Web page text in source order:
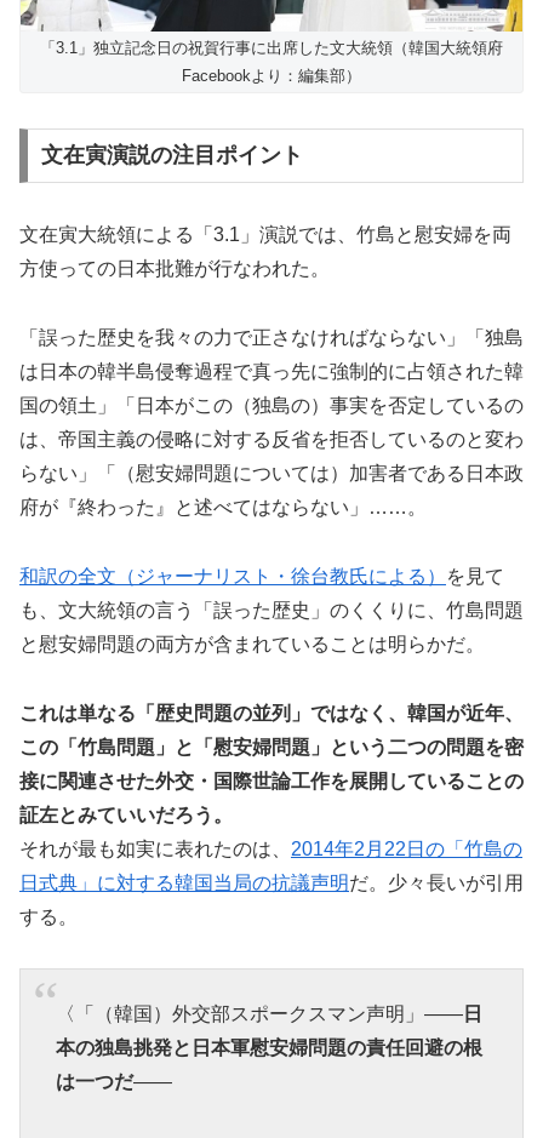
「3.1」独立記念日の祝賀行事に出席した文大統領（韓国大統領府
Facebookより：編集部）
文在寅演説の注目ポイント
文在寅大統領による「3.1」演説では、竹島と慰安婦を両
方使っての日本批難が行なわれた。
「誤った歴史を我々の力で正さなければならない」「独島
は日本の韓半島侵奪過程で真っ先に強制的に占領された韓
国の領土」「日本がこの（独島の）事実を否定しているの
は、帝国主義の侵略に対する反省を拒否しているのと変わ
らない」「（慰安婦問題については）加害者である日本政
府が『終わった』と述べてはならない」……。
和訳の全文（ジャーナリスト・徐台教氏による）
を見て
も、文大統領の言う「誤った歴史」のくくりに、竹島問題
と慰安婦問題の両方が含まれていることは明らかだ。
これは単なる「歴史問題の並列」ではなく、韓国が近年、
この「竹島問題」と「慰安婦問題」という二つの問題を密
接に関連させた外交・国際世論工作を展開していることの
証左とみていいだろう。
それが最も如実に表れたのは、 2014年2月22日の「竹島の
日式典」に対する韓国当局の抗議声明だ。少々長いが引用
する。
〈「（韓国）外交部スポークスマン声明」――日
本の独島挑発と日本軍慰安婦問題の責任回避の根
は一つだ――